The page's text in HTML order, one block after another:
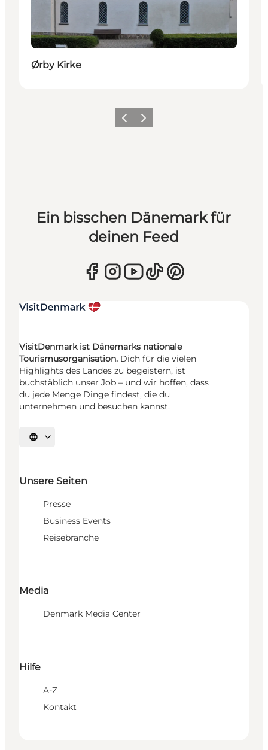
Ørby Kirke
ZurückWeiter
Ein bisschen Dänemark für
deinen Feed
VisitDenmark ist Dänemarks nationale
Tourismusorganisation. Dich für die vielen
Highlights des Landes zu begeistern, ist
buchstäblich unser Job – und wir hoffen, dass
du jede Menge Dinge findest, die du
unternehmen und besuchen kannst.
Sprache auswählen
Unsere Seiten
Presse
Business Events
Reisebranche
Media
Denmark Media Center
Hilfe
A-Z
Kontakt